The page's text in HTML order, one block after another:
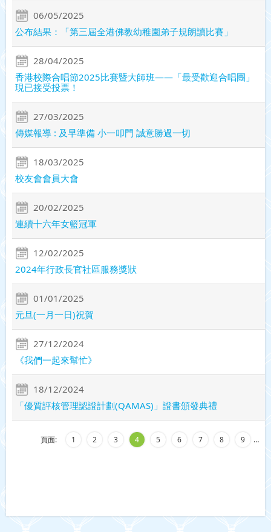
06/05/2025
公布結果：「第三屆全港佛教幼稚園弟子規朗讀比賽」
28/04/2025
香港校際合唱節2025比賽暨大師班——「最受歡迎合唱團」
現已接受投票！
27/03/2025
傳媒報導 : 及早準備 小一叩門 誠意勝過一切
18/03/2025
校友會會員大會
20/02/2025
連續十六年女籃冠軍
12/02/2025
2024年行政長官社區服務獎狀
01/01/2025
元旦(一月一日)祝賀
27/12/2024
《我們一起來幫忙》
18/12/2024
「優質評核管理認證計劃(QAMAS)」證書頒發典禮
頁面: 1 2 3 4 5 6 7 8 9 …